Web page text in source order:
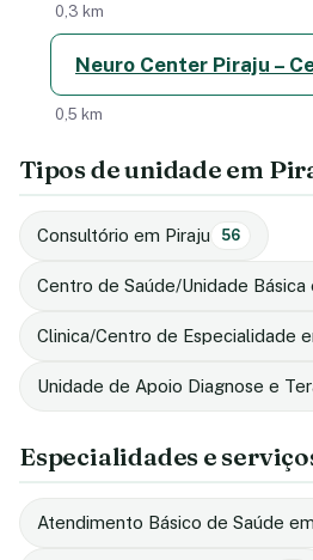
0,3 km
Neuro Center Piraju –
0,5 km
Tipos de unidade em
Consultório em Piraju 56
Centro de Saúde/Unidade Básica
Clinica/Centro de Especialidade
Unidade de Apoio Diagnose e
Especialidades e
Atendimento Básico de Saúde